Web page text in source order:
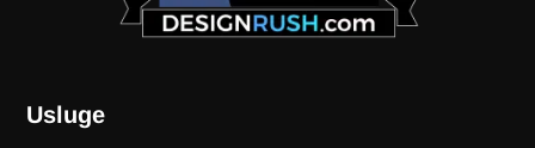
Usluge